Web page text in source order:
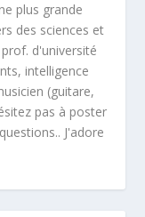
plus grande
des sciences et
d'université
intelligence
(guitare,
pas à poster
J'adore